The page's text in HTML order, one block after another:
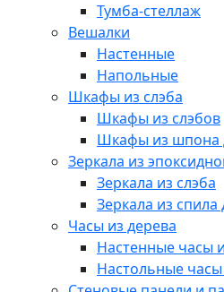
Тумба-стеллаж
Вешалки
Настенные
Напольные
Шкафы из слэба
Шкафы из слэбов
Шкафы из шпона
Зеркала из
Зеркала из слэба
Зеркала из спила
Часы из дерева
Настенные часы
Настольные часы